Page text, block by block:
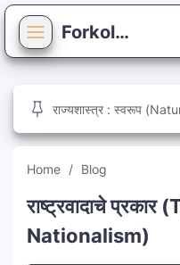
Forkola
Blog
General Knowledge
Reference
Syllabus
राज्यशास्त्र : स्वरूप
Home Blog
राष्ट्रवादाचे
Nationalism)